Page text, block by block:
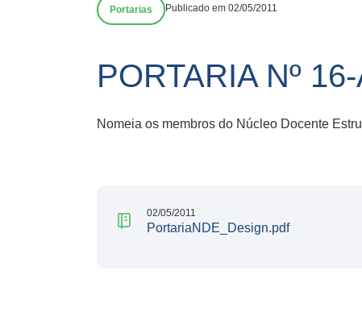
Portarias Publicado em 02/05/2011
PORTARIA Nº
Nomeia os membros do Núcleo Docente
02/05/2011
PortariaNDE_Design.pdf